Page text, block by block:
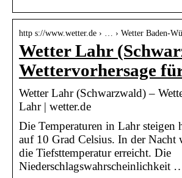
http s://www.wetter.de › … › Wetter Baden-
Wetter Lahr
Wettervorhersage
Wetter Lahr (Schwarzwald) –
Lahr | wetter.de
Die Temperaturen in Lahr steigen
auf 10 Grad Celsius. In der Nacht
die Tiefsttemperatur erreicht. Die
Niederschlagswahrscheinlichkeit